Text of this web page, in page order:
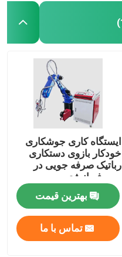
ایستگاه کاری جوشکاری
خودکار بازوی دستکاری
رباتیک صرفه جویی در
مصرف انرژی
3000/6000 وات
بهترین قیمت
تماس با ما